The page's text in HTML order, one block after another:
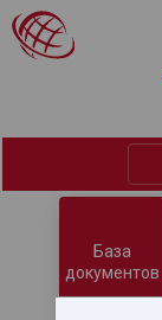
База
документов